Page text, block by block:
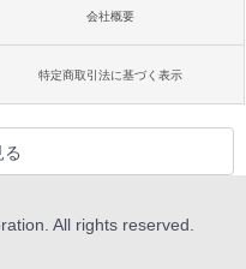
会社概要
特定商取引法に基づく表示
る
All rights reserved.